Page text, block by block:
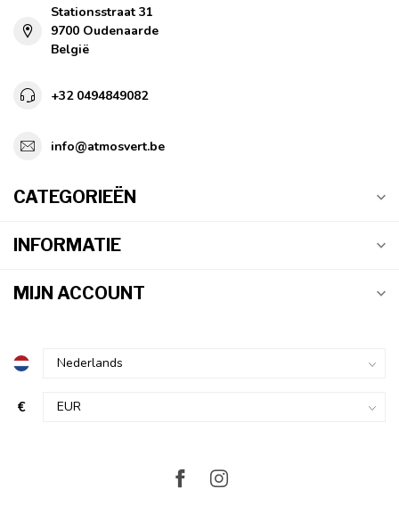
Stationsstraat 31
9700 Oudenaarde
België
+32 0494849082
info@atmosvert.be
CATEGORIEËN
INFORMATIE
MIJN ACCOUNT
€